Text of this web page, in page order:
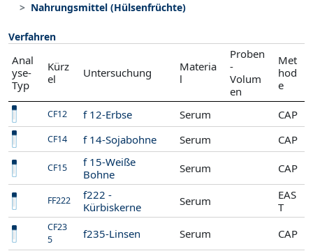
Nahrungsmittel (Hülsenfrüchte)
Verfahren
Anal
yse-
Typ
Kürz
el
Untersuchung
Materia
l
Proben
-
Volum
en
Met
hod
e
CF12 f 12-Erbse Serum CAP
CF14 f 14-Sojabohne Serum CAP
CF15
f 15-Weiße
Bohne
Serum CAP
FF222
f222 -
Kürbiskerne
Serum
EAS
T
CF23
5
f235-Linsen Serum CAP